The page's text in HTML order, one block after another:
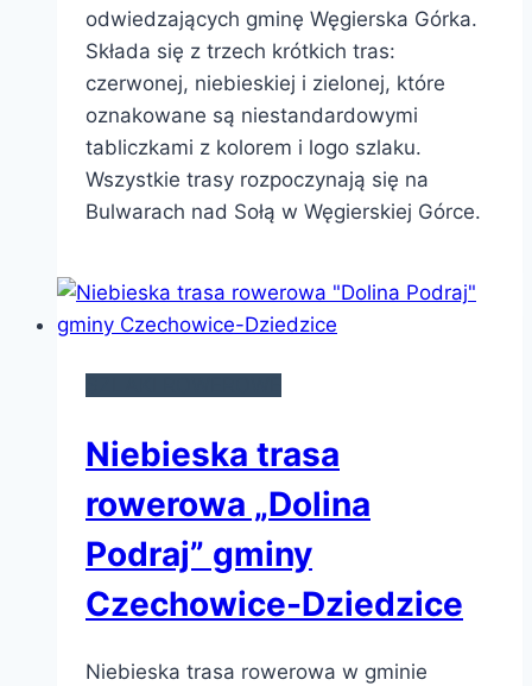
odwiedzających gminę Węgierska Górka.
Składa się z trzech krótkich tras:
czerwonej, niebieskiej i zielonej, które
oznakowane są niestandardowymi
tabliczkami z kolorem i logo szlaku.
Wszystkie trasy rozpoczynają się na
Bulwarach nad Sołą w Węgierskiej Górce.
Niebieska trasa
rowerowa „Dolina
Podraj” gminy
Czechowice-Dziedzice
Niebieska trasa rowerowa w gminie